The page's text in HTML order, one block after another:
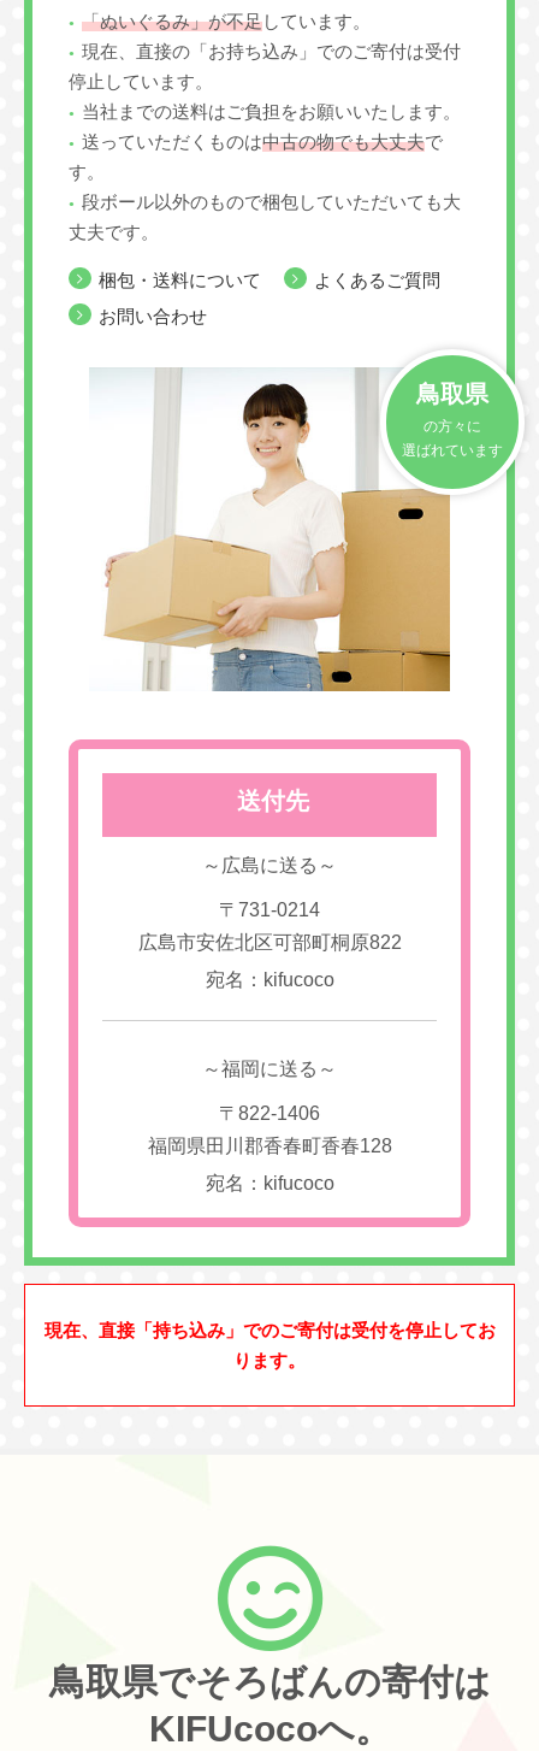
「ぬいぐるみ」が不足しています。
現在、直接の「お持ち込み」でのご寄付は受付
停止しています。
当社までの送料はご負担をお願いいたします。
送っていただくものは中古の物でも大丈夫で
す。
段ボール以外のもので梱包していただいても大
丈夫です。
梱包・送料について
よくあるご質問
お問い合わせ
鳥取県
の方々に
選ばれています
送付先
～広島に送る～
〒731-0214
広島市安佐北区可部町桐原822
宛名：kifucoco
～福岡に送る～
〒822-1406
福岡県田川郡香春町香春128
宛名：kifucoco
現在、直接「持ち込み」でのご寄付は受付を停止してお
ります。
鳥取県でそろばんの寄付は
KIFUcocoへ。